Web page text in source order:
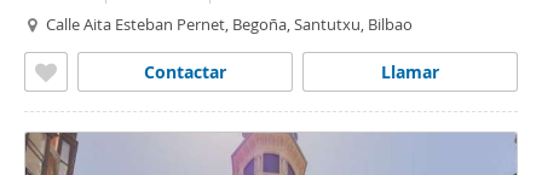
Calle Aita Esteban Pernet, Begoña, Santutxu, Bilbao
Llamar
Contactar